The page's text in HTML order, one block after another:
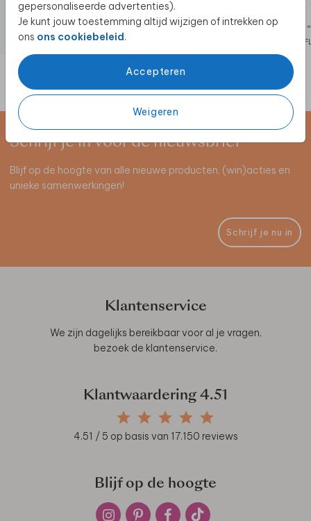
gepersonaliseerde advertenties).
Je kunt jouw toestemming altijd wijzigen of intrekken op
ons ons cookiebeleid.
Accepteren
Weigeren
FLESETIKET
Schrijf je in voor de nieuwsbrief
Blijf op de hoogte van alle nieuwe producten, (win)acties en
unieke samenwerkingen!
Schrijf je nu in
Klantenservice
We zijn dagelijks bereikbaar voor al je vragen,
bezoek de klantenservice.
Klantwaardering 4.51
4.51 / 5 op basis van 17.150 reviews
Blijf op de hoogte